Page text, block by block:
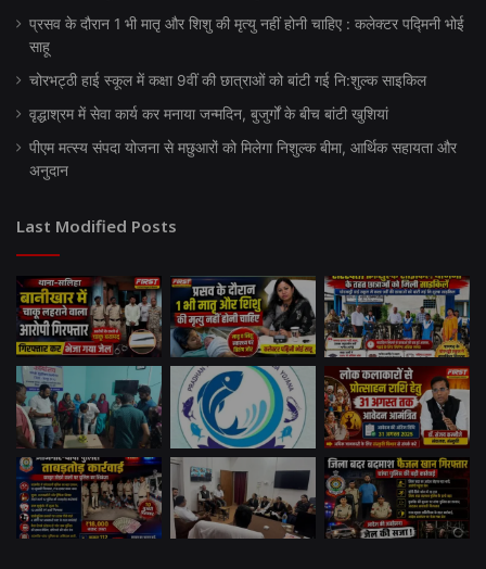
प्रसव के दौरान 1 भी मातृ और शिशु की मृत्यु नहीं होनी चाहिए : कलेक्टर पद्मिनी भोई
साहू
चोरभट्ठी हाई स्कूल में कक्षा 9वीं की छात्राओं को बांटी गई नि:शुल्क साइकिल
वृद्धाश्रम में सेवा कार्य कर मनाया जन्मदिन, बुजुर्गों के बीच बांटी खुशियां
पीएम मत्स्य संपदा योजना से मछुआरों को मिलेगा निशुल्क बीमा, आर्थिक सहायता और
अनुदान
Last Modified Posts